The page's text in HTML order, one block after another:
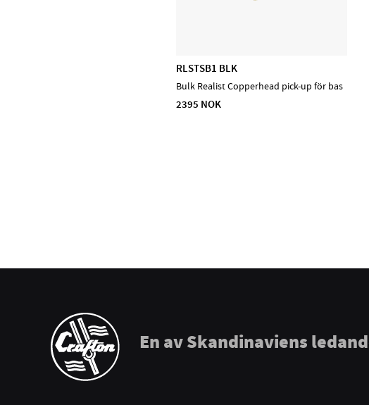
RLSTSB1 BLK
Bulk Realist Copperhead pick-up för bas
2395 NOK
En av Skandinaviens